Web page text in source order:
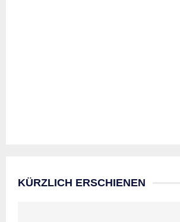
KÜRZLICH ERSCHIENEN